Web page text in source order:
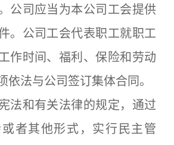
公司应当为本公司工会提供
。公司工会代表职工就职工
作时间、福利、保险和劳动
依法与公司签订集体合同。
和有关法律的规定，通过
者其他形式，实行民主管